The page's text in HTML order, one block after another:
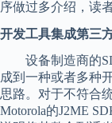
序做过多介绍，读
开发工具集成第三
设备制造商的
成到一种或者多种
思路。对于不符合
Motorola的J2ME